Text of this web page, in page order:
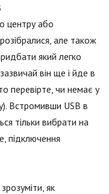
центру або
але також
який легко
він ще і йде в
перевірте, чи немає у
Встромивши USB в
тільки вибрати на
підключення
як